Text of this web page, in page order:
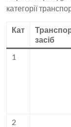
категорії
Кат
засіб
1
2